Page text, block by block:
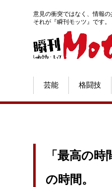
意見の衝突ではなく、情報の
それが『瞬刊モッツ』です。
芸能 格闘技
「最高の
の時間。